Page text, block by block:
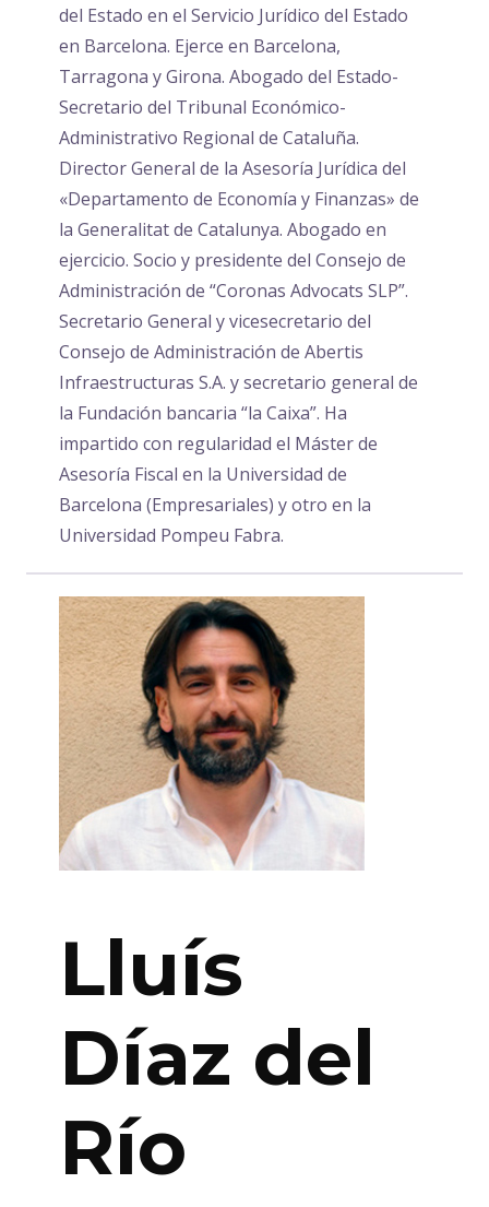
del Estado en el Servicio Jurídico del Estado
en Barcelona. Ejerce en Barcelona,
Tarragona y Girona. Abogado del Estado-
Secretario del Tribunal Económico-
Administrativo Regional de Cataluña.
Director General de la Asesoría Jurídica del
«Departamento de Economía y Finanzas» de
la Generalitat de Catalunya. Abogado en
ejercicio. Socio y presidente del Consejo de
Administración de “Coronas Advocats SLP”.
Secretario General y vicesecretario del
Consejo de Administración de Abertis
Infraestructuras S.A. y secretario general de
la Fundación bancaria “la Caixa”. Ha
impartido con regularidad el Máster de
Asesoría Fiscal en la Universidad de
Barcelona (Empresariales) y otro en la
Universidad Pompeu Fabra.
Lluís
Díaz del
Río